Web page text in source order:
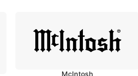
McIntosh